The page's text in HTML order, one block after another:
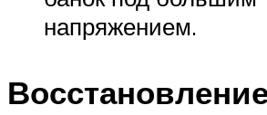
напряжением.